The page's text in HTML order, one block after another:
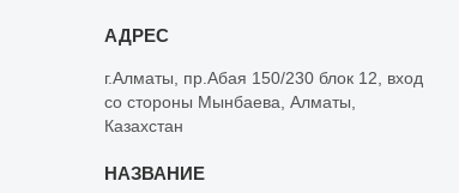
г.Алматы, пр.Абая 150/230 блок 12, вход
со стороны Мынбаева, Алматы,
Казахстан